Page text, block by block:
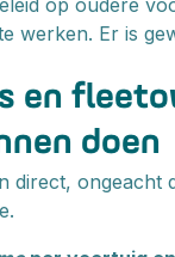
op oudere
werken. Er is
en
doen
direct, ongeacht